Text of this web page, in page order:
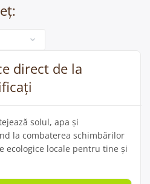
direct de la
solul, apa și
la combaterea schimbărilor
ecologice locale pentru tine și